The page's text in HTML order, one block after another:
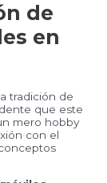
de
en
tradición de
que este
mero hobby
con el